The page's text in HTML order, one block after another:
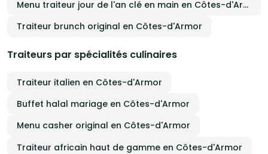
Menu traiteur jour de l'an clé en main en Côtes-d'Armor
Traiteur brunch original en Côtes-d'Armor
Traiteurs par spécialités culinaires
Traiteur italien en Côtes-d'Armor
Buffet halal mariage en Côtes-d'Armor
Menu casher original en Côtes-d'Armor
Traiteur africain haut de gamme en Côtes-d'Armor